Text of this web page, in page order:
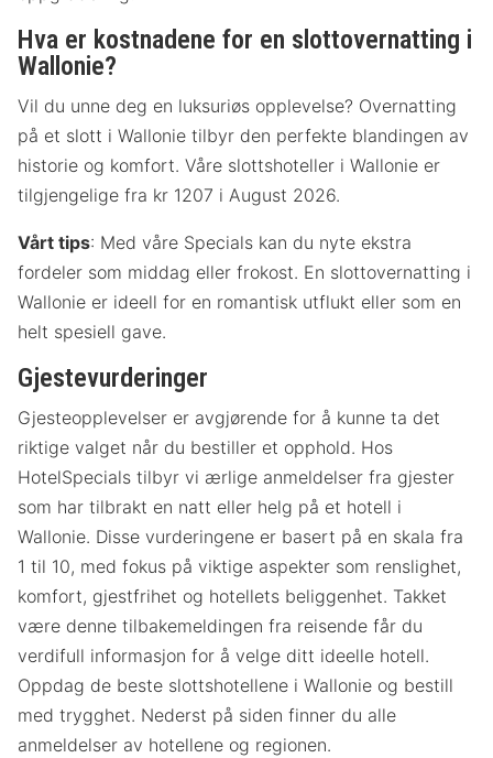
Hva er kostnadene for en slottovernatting i
Wallonie?
Vil du unne deg en luksuriøs opplevelse? Overnatting
på et slott i Wallonie tilbyr den perfekte blandingen av
historie og komfort. Våre slottshoteller i Wallonie er
tilgjengelige fra kr 1207 i August 2026.
Vårt tips: Med våre Specials kan du nyte ekstra
fordeler som middag eller frokost. En slottovernatting i
Wallonie er ideell for en romantisk utflukt eller som en
helt spesiell gave.
Gjestevurderinger
Gjesteopplevelser er avgjørende for å kunne ta det
riktige valget når du bestiller et opphold. Hos
HotelSpecials tilbyr vi ærlige anmeldelser fra gjester
som har tilbrakt en natt eller helg på et hotell i
Wallonie. Disse vurderingene er basert på en skala fra
1 til 10, med fokus på viktige aspekter som renslighet,
komfort, gjestfrihet og hotellets beliggenhet. Takket
være denne tilbakemeldingen fra reisende får du
verdifull informasjon for å velge ditt ideelle hotell.
Oppdag de beste slottshotellene i Wallonie og bestill
med trygghet. Nederst på siden finner du alle
anmeldelser av hotellene og regionen.